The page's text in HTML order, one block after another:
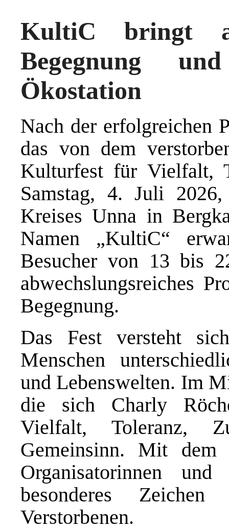
KultiC bringt
Begegnung
Ökostation
Nach der erfolgreichen
das von dem
Kulturfest für Vielfalt,
Samstag, 4. Juli
Kreises Unna in
Namen „KultiC“
Besucher von 13 bis
abwechslungsreiches
Begegnung.
Das Fest versteht
Menschen
und Lebenswelten. Im
die sich Charly
Vielfalt, Toleranz,
Gemeinsinn. Mit dem
Organisatorinnen
besonderes
Verstorbenen.